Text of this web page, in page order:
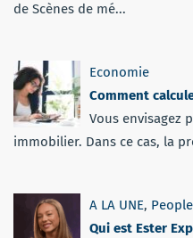
de Scènes de mé...
Economie
Comment
Vous envisagez
immobilier. Dans ce cas, la
A LA UNE, People
Qui est Ester